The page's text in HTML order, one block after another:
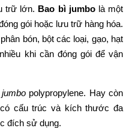
trữ lớn. Bao bì jumbolà một
gói hoặc lưu trữ hàng hóa.
bón, bột các loại, gạo, hạt
khi cần đóng gói để vận
polypropylene. Hay còn
cấu trúc và kích thước đa
đích sử dụng.